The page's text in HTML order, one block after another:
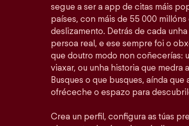
segue a ser a app de citas máis
países, con máis de 55 000
deslizamento. Detrás de cada
persoa real, e ese sempre foi o
que doutro modo non coñecerías:
viaxar, ou unha historia que medra
Busques o que busques, aínda
ofréceche o espazo para
Crea un perfil, configura as túas